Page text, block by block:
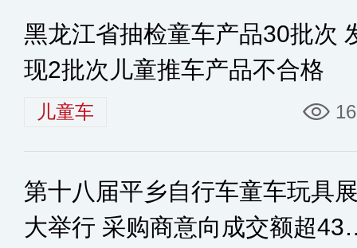
黑龙江省抽检童车产品30批次
现2批次儿童推车产品不合格
儿童车
第十八届平乡自行车童车玩具
大举行 采购商意向成交额超43